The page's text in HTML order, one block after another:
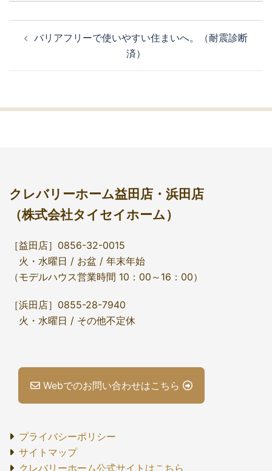
バリアフリーで使いやすい住まいへ。（耐震診断
済）
クレバリーホーム益田店・浜田店
（株式会社タイセイホーム）
［益田店］0856-32-0015
火・水曜日 / お盆 / 年末年始
（モデルハウス営業時間 10：00～16：00）
［浜田店］0855-28-7940
火・水曜日 / その他不定休
Webでのお問い合わせはこちら
プライバシーポリシー
サイトマップ
クレバリーホーム公式サイトはこちら